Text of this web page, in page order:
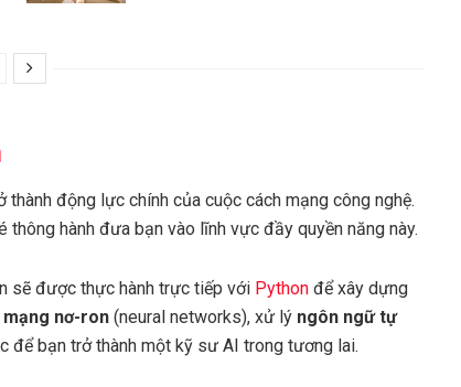
động lực chính của cuộc cách mạng công nghệ.
hành đưa bạn vào lĩnh vực đầy quyền năng này.
sẽ được thực hành trực tiếp với Python để xây dựng
mạng nơ-ron (neural networks), xử lý ngôn ngữ tự
để bạn trở thành một kỹ sư AI trong tương lai.